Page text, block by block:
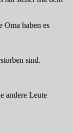
Oma haben es
sind.
andere Leute